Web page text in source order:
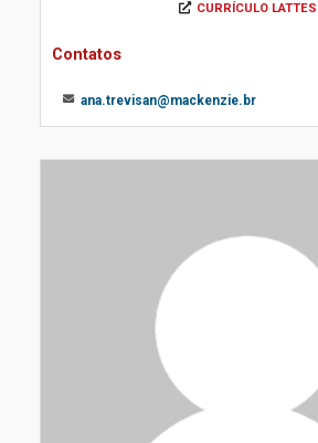
CURRÍCULO LATTES
Contatos
ana.trevisan@mackenzie.br